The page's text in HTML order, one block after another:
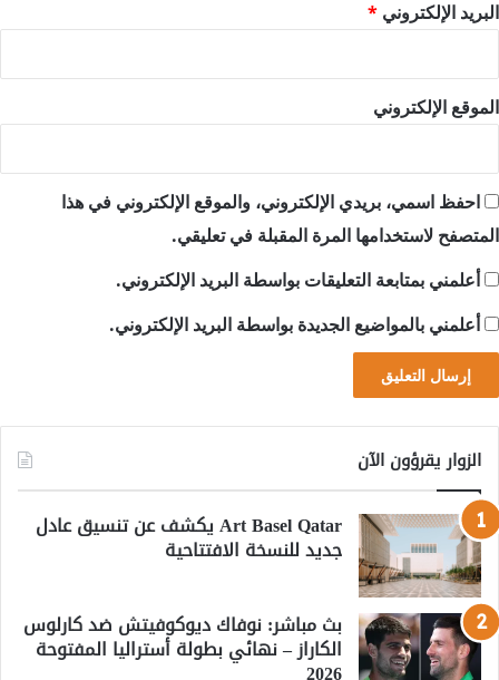
البريد الإلكتروني *
الموقع الإلكتروني
احفظ اسمي، بريدي الإلكتروني، والموقع الإلكتروني في هذا
المتصفح لاستخدامها المرة المقبلة في تعليقي.
أعلمني بمتابعة التعليقات بواسطة البريد الإلكتروني.
أعلمني بالمواضيع الجديدة بواسطة البريد الإلكتروني.
الزوار يقرؤون الآن
Art Basel Qatar يكشف عن تنسيق عادل
جديد للنسخة الافتتاحية
بث مباشر: نوفاك ديوكوفيتش ضد كارلوس
الكاراز – نهائي بطولة أستراليا المفتوحة